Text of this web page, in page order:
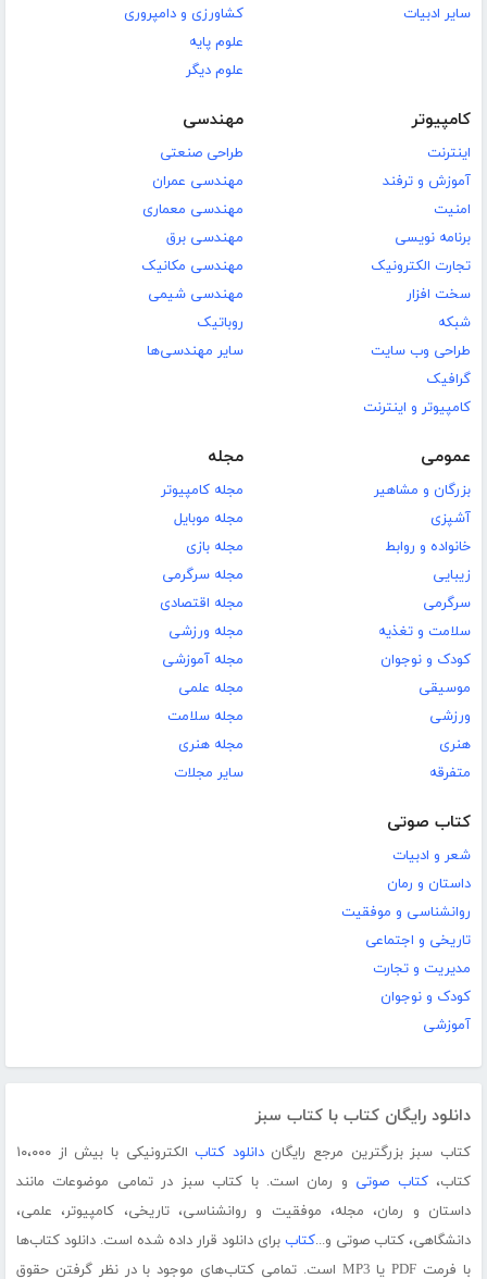
سایر ادبیات
کشاورزی و دامپروری
علوم پایه
علوم دیگر
کامپیوتر
اینترنت
آموزش و ترفند
امنیت
برنامه نویسی
تجارت الکترونیک
سخت افزار
شبکه
طراحی وب سایت
گرافیک
کامپیوتر و اینترنت
مهندسی
طراحی صنعتی
مهندسی عمران
مهندسی معماری
مهندسی برق
مهندسی مکانیک
مهندسی شیمی
روباتیک
سایر مهندسی‌ها
عمومی
بزرگان و مشاهیر
آشپزی
خانواده و روابط
زیبایی
سرگرمی
سلامت و تغذیه
کودک و نوجوان
موسیقی
ورزشی
هنری
متفرقه
مجله
مجله کامپیوتر
مجله موبایل
مجله بازی
مجله سرگرمی
مجله اقتصادی
مجله ورزشی
مجله آموزشی
مجله علمی
مجله سلامت
مجله هنری
سایر مجلات
کتاب صوتی
شعر و ادبیات
داستان و رمان
روانشناسی و موفقیت
تاریخی و اجتماعی
مدیریت و تجارت
کودک و نوجوان
آموزشی
دانلود رایگان کتاب با کتاب سبز
کتاب سبز بزرگترین مرجع رایگاندانلود کتاب
الکترونیکی با بیش از ۱۰،۰۰۰
کتاب،کتاب صوتی و رمان است. با کتاب سبز در تمامی موضوعات مانند
داستان و رمان، مجله، موفقیت و روانشناسی، تاریخی، کامپیوتر، علمی،
دانشگاهی، کتاب صوتی و...کتاب برای دانلود قرار داده شده است. دانلود کتاب‌ها
با فرمت PDF یا MP3 است. تمامی کتاب‌های موجود با در نظر گرفتن حقوق